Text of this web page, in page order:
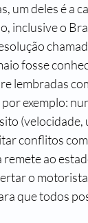
um deles é a
inclusive o
fosse
exemplo:
conflitos
o
que todos